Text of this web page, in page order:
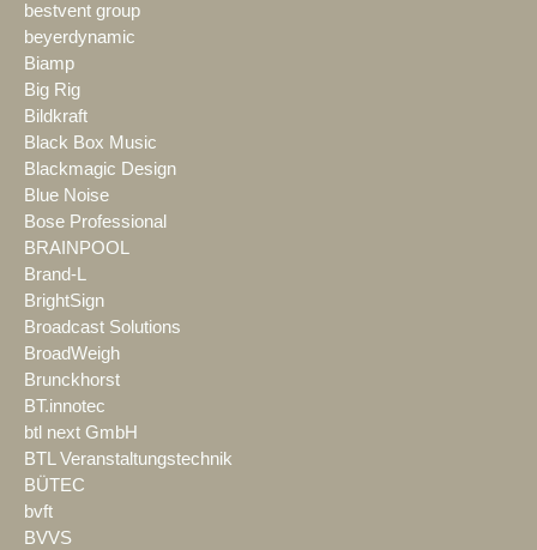
bestvent group
beyerdynamic
Biamp
Big Rig
Bildkraft
Black Box Music
Blackmagic Design
Blue Noise
Bose Professional
BRAINPOOL
Brand-L
BrightSign
Broadcast Solutions
BroadWeigh
Brunckhorst
BT.innotec
btl next GmbH
BTL Veranstaltungstechnik
BÜTEC
bvft
BVVS